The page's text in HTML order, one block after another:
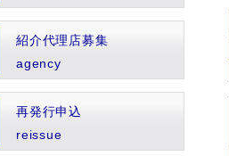
紹介代理店募集
agency
再発行申込
reissue